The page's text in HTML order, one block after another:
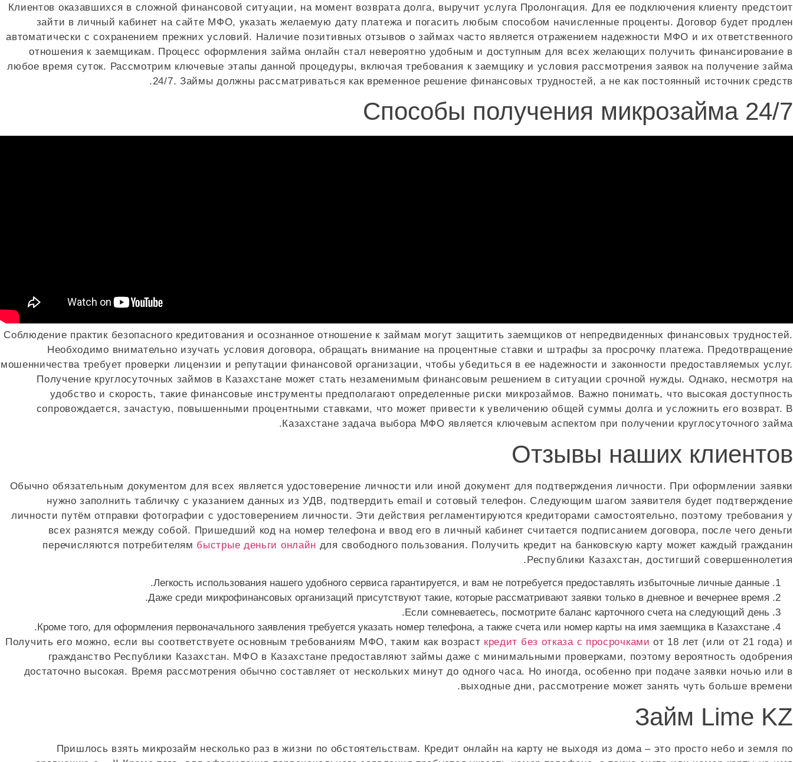
Клиентов оказавшихся в сложной финансовой ситуации, на момент возврата долга, выручит услуга Пролонгация. Для ее подключения клиенту предстоит
зайти в личный кабинет на сайте МФО, указать желаемую дату платежа и погасить любым способом начисленные проценты. Договор будет продлен
автоматически с сохранением прежних условий. Наличие позитивных отзывов о займах часто является отражением надежности МФО и их ответственного
отношения к заемщикам. Процесс оформления займа онлайн стал невероятно удобным и доступным для всех желающих получить финансирование в
любое время суток. Рассмотрим ключевые этапы данной процедуры, включая требования к заемщику и условия рассмотрения заявок на получение займа
24/7. Займы должны рассматриваться как временное решение финансовых трудностей, а не как постоянный источник средств.
Способы получения микрозайма 24/7
Соблюдение практик безопасного кредитования и осознанное отношение к займам могут защитить заемщиков от непредвиденных финансовых трудностей.
Необходимо внимательно изучать условия договора, обращать внимание на процентные ставки и штрафы за просрочку платежа. Предотвращение
мошенничества требует проверки лицензии и репутации финансовой организации, чтобы убедиться в ее надежности и законности предоставляемых услуг.
Получение круглосуточных займов в Казахстане может стать незаменимым финансовым решением в ситуации срочной нужды. Однако, несмотря на
удобство и скорость, такие финансовые инструменты предполагают определенные риски микрозаймов. Важно понимать, что высокая доступность
сопровождается, зачастую, повышенными процентными ставками, что может привести к увеличению общей суммы долга и усложнить его возврат. В
Казахстане задача выбора МФО является ключевым аспектом при получении круглосуточного займа.
Отзывы наших клиентов
Обычно обязательным документом для всех является удостоверение личности или иной документ для подтверждения личности. При оформлении заявки
нужно заполнить табличку с указанием данных из УДВ, подтвердить email и сотовый телефон. Следующим шагом заявителя будет подтверждение
личности путём отправки фотографии с удостоверением личности. Эти действия регламентируются кредиторами самостоятельно, поэтому требования у
всех разнятся между собой. Пришедший код на номер телефона и ввод его в личный кабинет считается подписанием договора, после чего деньги
перечисляются потребителям быстрые деньги онлайн для свободного пользования. Получить кредит на банковскую карту может каждый гражданин
Республики Казахстан, достигший совершеннолетия.
Легкость использования нашего удобного сервиса гарантируется, и вам не потребуется предоставлять избыточные личные данные.
Даже среди микрофинансовых организаций присутствуют такие, которые рассматривают заявки только в дневное и вечернее время.
Если сомневаетесь, посмотрите баланс карточного счета на следующий день.
Кроме того, для оформления первоначального заявления требуется указать номер телефона, а также счета или номер карты на имя заемщика в Казахстане.
Получить его можно, если вы соответствуете основным требованиям МФО, таким как возраст кредит без отказа с просрочками от 18 лет (или от 21 года) и
гражданство Республики Казахстан. МФО в Казахстане предоставляют займы даже с минимальными проверками, поэтому вероятность одобрения
достаточно высокая. Время рассмотрения обычно составляет от нескольких минут до одного часа. Но иногда, особенно при подаче заявки ночью или в
выходные дни, рассмотрение может занять чуть больше времени.
Займ Lime KZ
Пришлось взять микрозайм несколько раз в жизни по обстоятельствам. Кредит онлайн на карту не выходя из дома – это просто небо и земля по